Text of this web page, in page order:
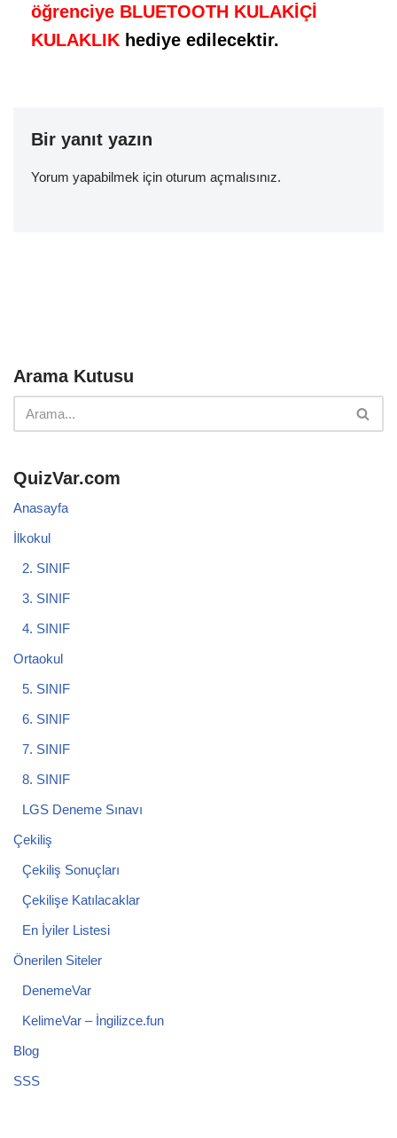
öğrenciye BLUETOOTH KULAKİÇİ
KULAKLIK hediye edilecektir.
Bir yanıt yazın
Yorum yapabilmek için oturum açmalısınız.
Arama Kutusu
QuizVar.com
Anasayfa
İlkokul
2. SINIF
3. SINIF
4. SINIF
Ortaokul
5. SINIF
6. SINIF
7. SINIF
8. SINIF
LGS Deneme Sınavı
Çekiliş
Çekiliş Sonuçları
Çekilişe Katılacaklar
En İyiler Listesi
Önerilen Siteler
DenemeVar
KelimeVar – İngilizce.fun
Blog
SSS